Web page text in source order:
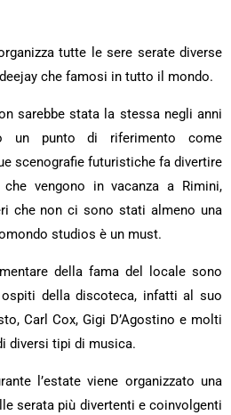
tutte le sere serate diverse
che famosi in tutto il mondo.
sarebbe stata la stessa negli anni
punto di riferimento come
scenografie futuristiche fa divertire
vengono in vacanza a Rimini,
che non ci sono stati almeno una
studios è un must.
della fama del locale sono
della discoteca, infatti al suo
Carl Cox, Gigi D’Agostino e molti
diversi tipi di musica.
l’estate viene organizzato una
serata più divertenti e coinvolgenti